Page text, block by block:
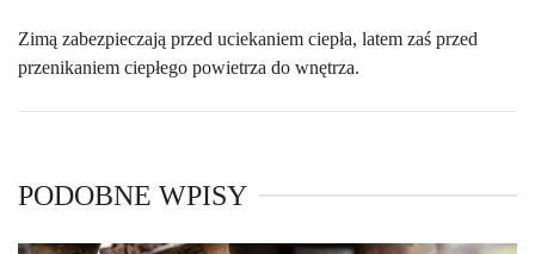
Zimą zabezpieczają przed uciekaniem ciepła, latem zaś przed
przenikaniem ciepłego powietrza do wnętrza.
PODOBNE WPISY